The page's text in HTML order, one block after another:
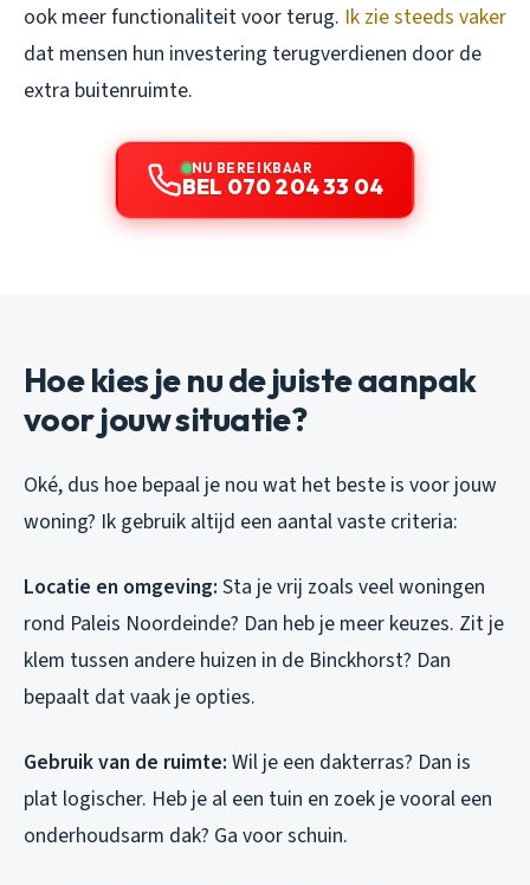
ook meer functionaliteit voor terug. Ik zie steeds vaker
dat mensen hun investering terugverdienen door de
extra buitenruimte.
NU BEREIKBAAR
BEL 070 204 33 04
Hoe kies je nu de juiste aanpak
voor jouw situatie?
Oké, dus hoe bepaal je nou wat het beste is voor jouw
woning? Ik gebruik altijd een aantal vaste criteria:
Locatie en omgeving: Sta je vrij zoals veel woningen
rond Paleis Noordeinde? Dan heb je meer keuzes. Zit je
klem tussen andere huizen in de Binckhorst? Dan
bepaalt dat vaak je opties.
Gebruik van de ruimte: Wil je een dakterras? Dan is
plat logischer. Heb je al een tuin en zoek je vooral een
onderhoudsarm dak? Ga voor schuin.